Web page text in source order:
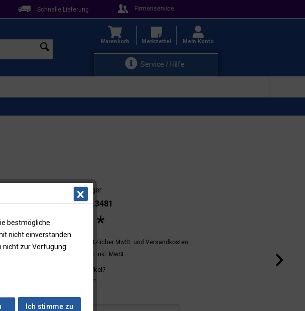
Schnelle Lieferung Firmenservice
Service / Hilfe
Warenkorb Merkzettel Mein Konto
Lieferzeit: ab Lager
Artikel-Nr.: 91.3481
1,60 € *
* Preise zzgl. gesetzlicher MwSt. und Versandkosten
Preise in Klammern inkl. MwSt.:
Fragen zum Artikel?
Faxbestellschein
Menge:
bestmögliche
nicht einverstanden
nicht zur Verfügung:
Ich stimme zu